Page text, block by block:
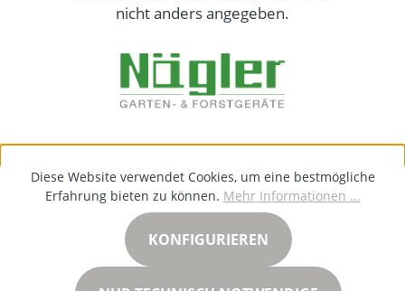
nicht anders angegeben.
Diese Website verwendet Cookies, um eine bestmögliche
Erfahrung bieten zu können. Mehr Informationen ...
KONFIGURIEREN